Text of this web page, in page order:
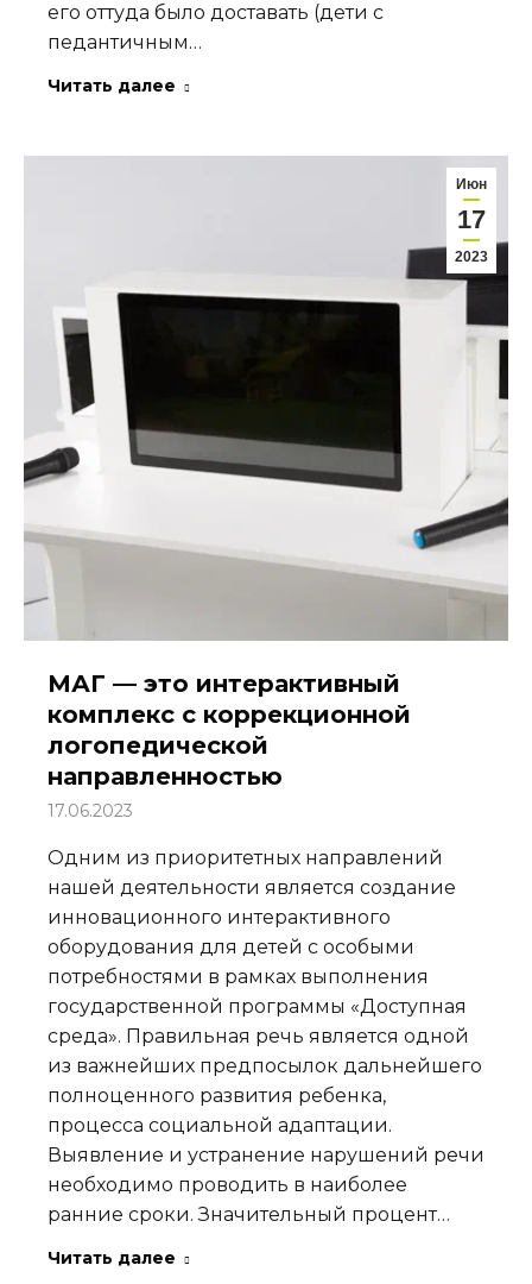
его оттуда было доставать (дети с
педантичным…
Читать далее
Июн
17
2023
МАГ — это интерактивный
комплекс с коррекционной
логопедической
направленностью
17.06.2023
Одним из приоритетных направлений
нашей деятельности является создание
инновационного интерактивного
оборудования для детей с особыми
потребностями в рамках выполнения
государственной программы «Доступная
среда». Правильная речь является одной
из важнейших предпосылок дальнейшего
полноценного развития ребенка,
процесса социальной адаптации.
Выявление и устранение нарушений речи
необходимо проводить в наиболее
ранние сроки. Значительный процент…
Читать далее